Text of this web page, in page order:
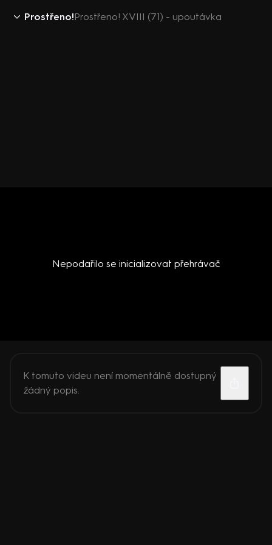
Prostřeno!Prostřeno! XVIII (71) - upoutávka
Nepodařilo se inicializovat přehrávač
K tomuto videu není momentálně dostupný
žádný popis.